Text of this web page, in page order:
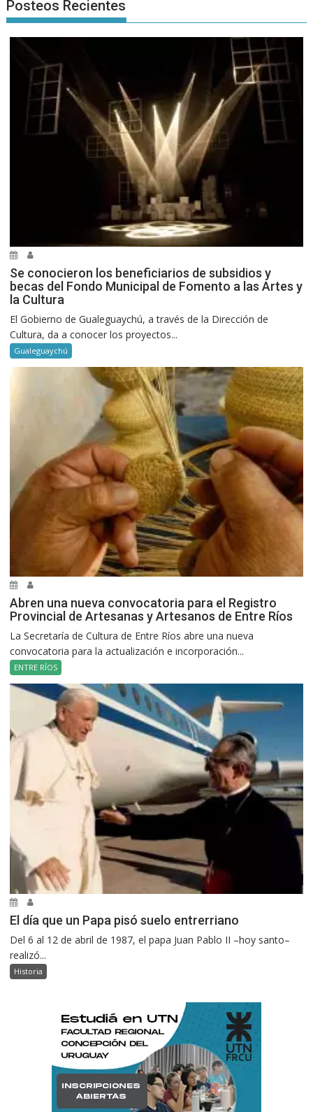
Posteos Recientes
Se conocieron los beneficiarios de subsidios y
becas del Fondo Municipal de Fomento a las Artes y
la Cultura
El Gobierno de Gualeguaychú, a través de la Dirección de
Cultura, da a conocer los proyectos...
Gualeguaychú
Abren una nueva convocatoria para el Registro
Provincial de Artesanas y Artesanos de Entre Ríos
La Secretaría de Cultura de Entre Ríos abre una nueva
convocatoria para la actualización e incorporación...
ENTRE RÍOS
El día que un Papa pisó suelo entrerriano
Del 6 al 12 de abril de 1987, el papa Juan Pablo II –hoy santo–
realizó...
Historia